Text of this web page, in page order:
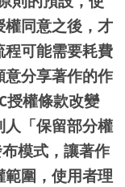
權同意之後，才
可能需要耗費
分享著作的作
授權條款改變
人「保留部分權
模式，讓著作
圍，使用者理